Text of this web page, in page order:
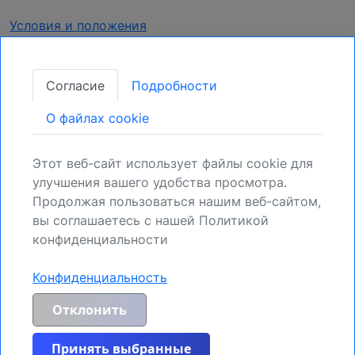
Условия и положения
Получать обновления
Закрепите свою позицию:
возможностей.
Регистрация
Общее предупреждение о рисках и отказ от ответственности:
MyIndicators.ch явно исключает любую ответственность за риски,
возникающие в результате инвестиционных сделок или иных
распоряжений активами, осуществляемых клиентом на основе
полученной информации или рыночного анализа. Вся информация,
Согласие Подробности
O файлах cookie
Этот веб-сайт использует файлы cookie для
улучшения вашего удобства просмотра.
Продолжая пользоваться нашим веб-сайтом,
вы соглашаетесь с нашей Политикой
конфиденциальности
Конфиденциальность
Отклонить
Принять выбранные